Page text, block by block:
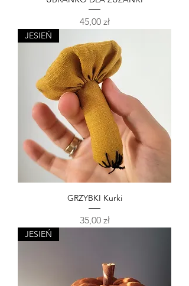
Cena
45,00 zł
JESIEŃ
GRZYBKI Kurki
Cena
35,00 zł
JESIEŃ